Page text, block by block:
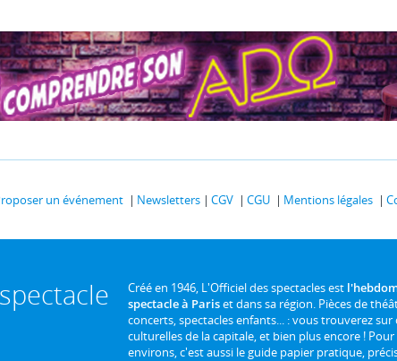
un événement Newsletters CGV CGU Mentions légales
Créé en 1946, L'Officiel des spectacles est
spectacle à Pariset dans sa région. Pièces de
concerts, spectacles enfants... : vous trouverez
culturelles de la capitale, et bien plus encore !
environs, c'est aussi le guide papier pratique,